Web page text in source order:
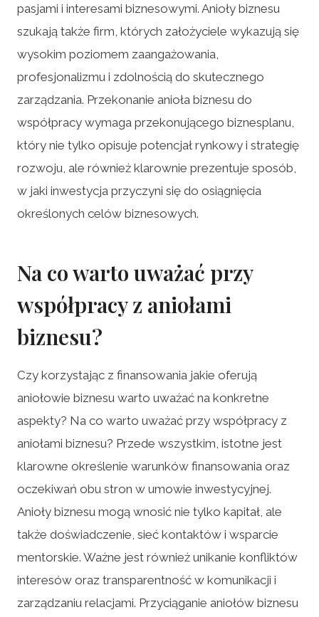
pasjami i interesami biznesowymi. Anioły biznesu
szukają także firm, których założyciele wykazują się
wysokim poziomem zaangażowania,
profesjonalizmu i zdolnością do skutecznego
zarządzania. Przekonanie anioła biznesu do
współpracy wymaga przekonującego biznesplanu,
który nie tylko opisuje potencjał rynkowy i strategię
rozwoju, ale również klarownie prezentuje sposób,
w jaki inwestycja przyczyni się do osiągnięcia
określonych celów biznesowych.
Na co warto uważać przy
współpracy z aniołami
biznesu?
Czy korzystając z finansowania jakie oferują
aniołowie biznesu warto uważać na konkretne
aspekty? Na co warto uważać przy współpracy z
aniołami biznesu? Przede wszystkim, istotne jest
klarowne określenie warunków finansowania oraz
oczekiwań obu stron w umowie inwestycyjnej.
Anioły biznesu mogą wnosić nie tylko kapitał, ale
także doświadczenie, sieć kontaktów i wsparcie
mentorskie. Ważne jest również unikanie konfliktów
interesów oraz transparentność w komunikacji i
zarządzaniu relacjami. Przyciąganie aniołów biznesu